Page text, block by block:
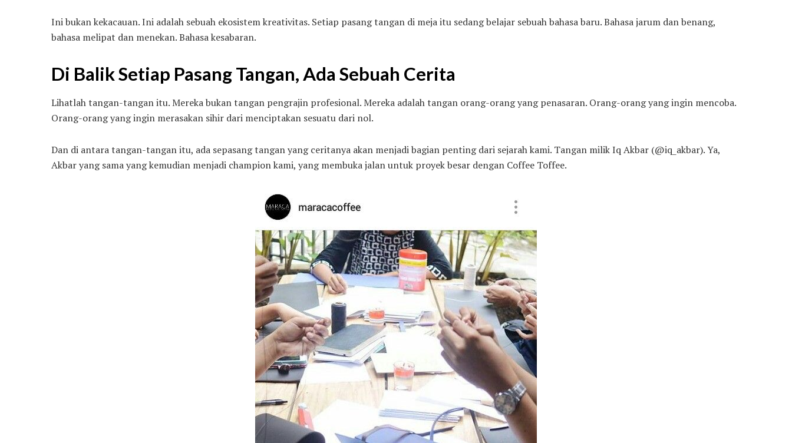
Ini bukan kekacauan. Ini adalah sebuah ekosistem kreativitas. Setiap pasang tangan di meja itu sedang belajar sebuah bahasa baru. Bahasa jarum dan benang,
bahasa melipat dan menekan. Bahasa kesabaran.
Di Balik Setiap Pasang Tangan, Ada Sebuah Cerita
Lihatlah tangan-tangan itu. Mereka bukan tangan pengrajin profesional. Mereka adalah tangan orang-orang yang penasaran. Orang-orang yang ingin mencoba.
Orang-orang yang ingin merasakan sihir dari menciptakan sesuatu dari nol.
Dan di antara tangan-tangan itu, ada sepasang tangan yang ceritanya akan menjadi bagian penting dari sejarah kami. Tangan milik Iq Akbar (@iq_akbar). Ya,
Akbar yang sama yang kemudian menjadi champion kami, yang membuka jalan untuk proyek besar dengan Coffee Toffee.